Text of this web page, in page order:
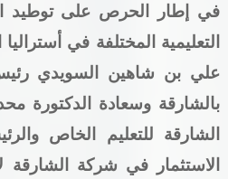
خدمات
خدمات
خدمات الجهات
خدمات
في إطار الحرص على توطيد
التعليمية المختلفة في
علي بن شاهين السويدي رئيس
بالشارقة وسعادة الدكتورة
الشارقة للتعليم الخاص
الاستثمار في شركة الشارقة